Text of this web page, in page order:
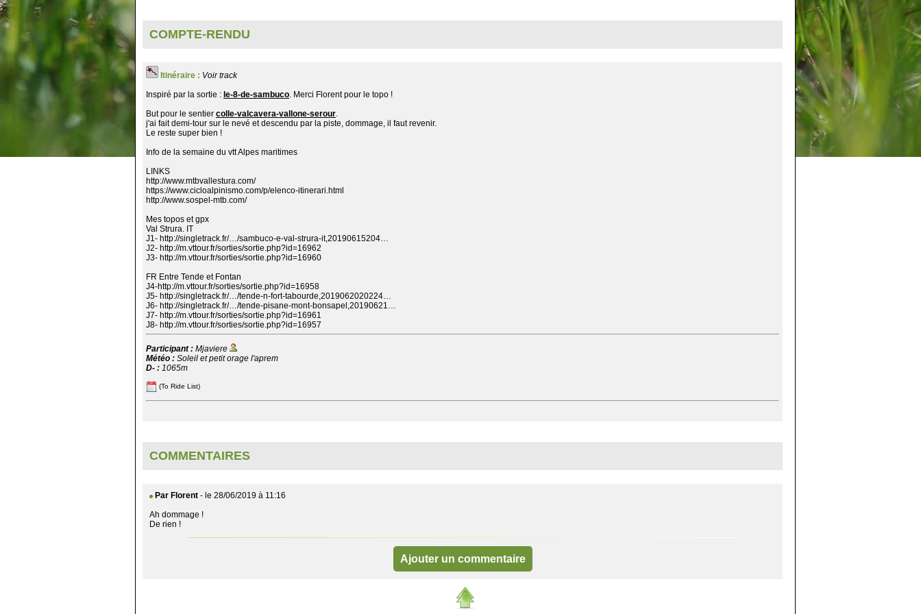
COMPTE-RENDU
Itinéraire : Voir track
Inspiré par la sortie : le-8-de-sambuco. Merci Florent pour le topo !
But pour le sentier colle-valcavera-vallone-serour.
j'ai fait demi-tour sur le nevé et descendu par la piste, dommage, il faut revenir.
Le reste super bien !
Info de la semaine du vtt Alpes maritimes
LINKS
http://www.mtbvallestura.com/
https://www.cicloalpinismo.com/p/elenco-itinerari.html
http://www.sospel-mtb.com/
Mes topos et gpx
Val Strura. IT
J1- http://singletrack.fr/…/sambuco-e-val-strura-it,20190615204…
J2- http://m.vttour.fr/sorties/sortie.php?id=16962
J3- http://m.vttour.fr/sorties/sortie.php?id=16960
FR Entre Tende et Fontan
J4-http://m.vttour.fr/sorties/sortie.php?id=16958
J5- http://singletrack.fr/…/tende-n-fort-tabourde,2019062020224…
J6- http://singletrack.fr/…/tende-pisane-mont-bonsapel,20190621…
J7- http://m.vttour.fr/sorties/sortie.php?id=16961
J8- http://m.vttour.fr/sorties/sortie.php?id=16957
Participant : Mjaviere
Météo : Soleil et petit orage l'aprem
D- : 1065m
(To Ride List)
COMMENTAIRES
Par Florent - le 28/06/2019 à 11:16
Ah dommage !
De rien !
Ajouter un commentaire